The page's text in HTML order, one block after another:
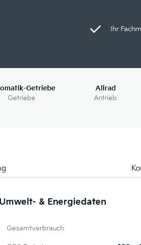
Ihr
Getriebe
Getriebe
Allrad
Antrieb
Umwelt- & Energiedaten
Gesamtverbrauch